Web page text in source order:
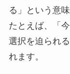
る」という意味
たとえば、「
選択を迫られ
れます。